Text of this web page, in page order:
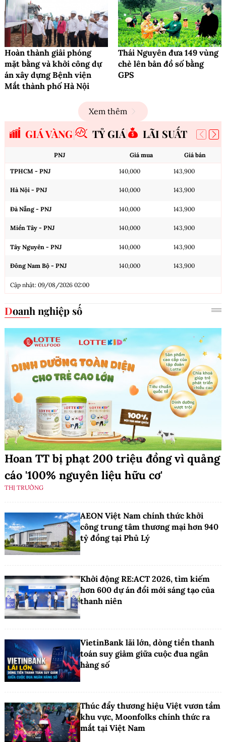
Hoàn thành giải phóng
mặt bằng và khởi công dự
án xây dựng Bệnh viện
Mắt thành phố Hà Nội
Thái Nguyên đưa 149 vùng
chè lên bản đồ số bằng
GPS
Xem thêm
GIÁ VÀNG TỶ GIÁ LÃI SUẤT
PNJ Giá mua Giá bán
TPHCM - PNJ 140,000 143,900
Hà Nội - PNJ 140,000 143,900
Đà Nẵng - PNJ 140,000 143,900
Miền Tây - PNJ 140,000 143,900
Tây Nguyên - PNJ 140,000 143,900
Đông Nam Bộ - PNJ 140,000 143,900
Cập nhật: 09/08/2026 02:00
Doanh nghiệp số
Hoan TT bị phạt 200 triệu đồng vì quảng
cáo '100% nguyên liệu hữu cơ'
THỊ TRƯỜNG
AEON Việt Nam chính thức khởi
công trung tâm thương mại hơn 940
tỷ đồng tại Phủ Lý
Khởi động RE:ACT 2026, tìm kiếm
hơn 600 dự án đổi mới sáng tạo của
thanh niên
VietinBank lãi lớn, dòng tiền thanh
toán suy giảm giữa cuộc đua ngân
hàng số
Thúc đẩy thương hiệu Việt vươn tầm
khu vực, Moonfolks chính thức ra
mắt tại Việt Nam